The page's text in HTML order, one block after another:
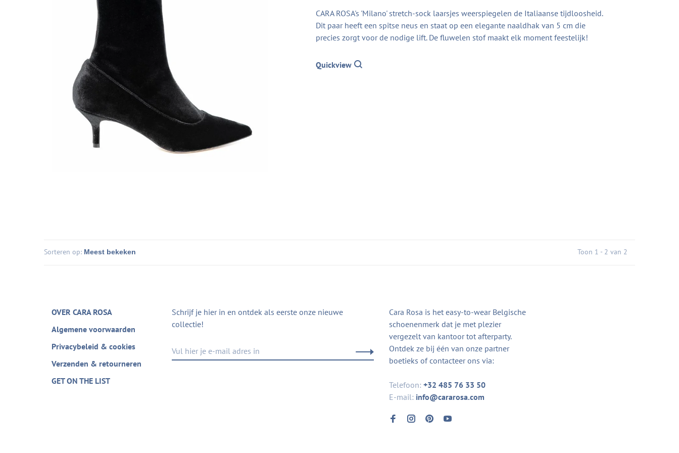
CARA ROSA's 'Milano' stretch-sock laarsjes weerspiegelen de Italiaanse tijdloosheid.
Dit paar heeft een spitse neus en staat op een elegante naaldhak van 5 cm die
precies zorgt voor de nodige lift. De fluwelen stof maakt elk moment feestelijk!
Quickview
Sorteren op: Toon 1 - 2 van 2
OVER CARA ROSA
Algemene voorwaarden
Privacybeleid & cookies
Verzenden & retourneren
GET ON THE LIST
Schrijf je hier in en ontdek als eerste onze nieuwe
collectie!
Cara Rosa is het easy-to-wear Belgische
schoenenmerk dat je met plezier
vergezelt van kantoor tot afterparty.
Ontdek ze bij één van onze partner
boetieks of contacteer ons via:
Telefoon: +32 485 76 33 50
E-mail: info@cararosa.com